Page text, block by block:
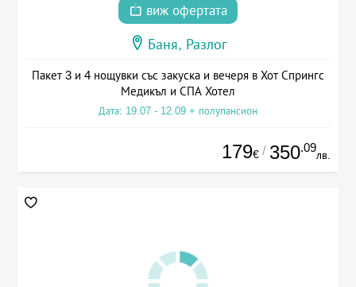
виж офертата
Баня, Разлог
Пакет 3 и 4 нощувки със закуска и вечеря в Хот Спрингс
Медикъл и СПА Хотел
Дата: 19.07 - 12.09 + полупансион
179€ / 350.09
лв.